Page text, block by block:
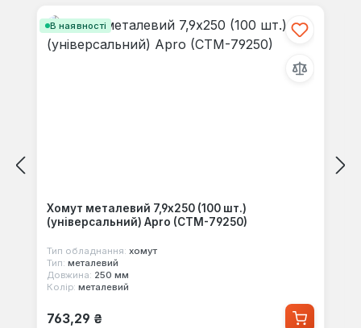
В наявності
Хомут металевий 7,9х250 (100 шт.)
(універсальний) Apro (CTM-79250)
Тип обладнання: хомут
Тип: металевий
Довжина: 250 мм
Колір: металевий
Звичайна ціна:
763,29 ₴